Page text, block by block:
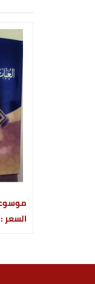
السعر : 600 $